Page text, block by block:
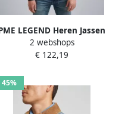
LEGEND Heren Jassen
Zip Jacket Spacer Look
Sweat Blauw
2 webshops
€ 122,19
45%